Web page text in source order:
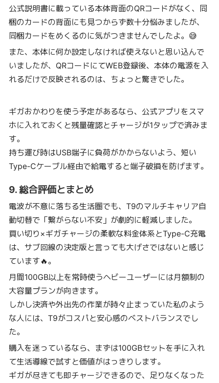
公式説明書に載っている本体背面のQRコードがなく、同
梱のカードの背面にも見つからず数十分悩みましたが、
同梱カードをめくるのに気がつきませんでしたよ。😅
また、本体に何か設定しなければ使えないと思い込んで
いましたが、QRコードにてWEB登録後、本体の電源を入
れるだけで反映されるのは、ちょっと驚きでした。
ギガおかわりを使う予定があるなら、公式アプリをスマ
ホに入れておくと残量確認とチャージが1タップで済みま
す。
持ち運び時はUSB端子に負荷がかからないよう、短い
Type-Cケーブル経由で給電すると端子破損を防げます。
9. 総合評価とまとめ
電波が不意に落ちる生活圏でも、T9のマルチキャリア自
動切替で「繋がらない不安」が劇的に軽減しました。
買い切り×ギガチャージの柔軟な料金体系とType-C充電
は、サブ回線の決定版と言っても大げさではないと感じ
ています🔥。
月間100GB以上を常時使うヘビーユーザーには月額制の
大容量プランが向きます。
しかし決済や外出先の作業が時々止まっていた私のよう
な人には、T9がコスパと安心感のベストバランスでし
た。
購入を迷っているなら、まずは100GBセットを手に入れ
て生活導線で試すと価値がはっきりします。
ギガが尽きても即チャージできるので、足りなくなった